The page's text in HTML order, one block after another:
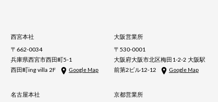
西宮本社
〒662-0034
兵庫県西宮市西田町5-1
西田町ing villa 2F
Google Map
名古屋本社
大阪営業所
〒530-0001
大阪府大阪市北区梅田1-2-2 大阪駅
前第2ビル12-12
Google Map
京都営業所